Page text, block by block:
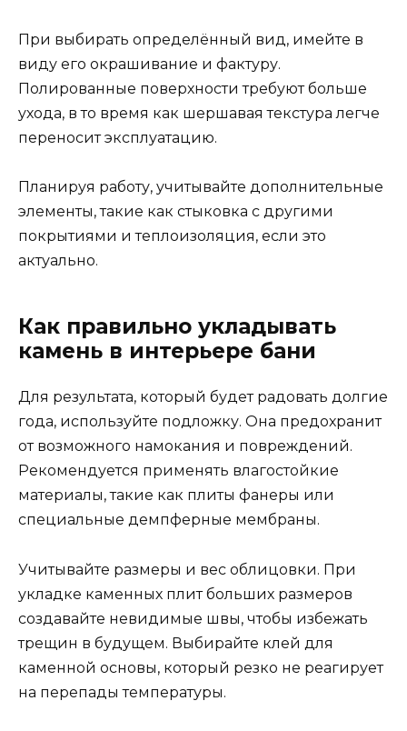
При выбирать определённый вид, имейте в
виду его окрашивание и фактуру.
Полированные поверхности требуют больше
ухода, в то время как шершавая текстура легче
переносит эксплуатацию.
Планируя работу, учитывайте дополнительные
элементы, такие как стыковка с другими
покрытиями и теплоизоляция, если это
актуально.
Как правильно укладывать
камень в интерьере бани
Для результата, который будет радовать долгие
года, используйте подложку. Она предохранит
от возможного намокания и повреждений.
Рекомендуется применять влагостойкие
материалы, такие как плиты фанеры или
специальные демпферные мембраны.
Учитывайте размеры и вес облицовки. При
укладке каменных плит больших размеров
создавайте невидимые швы, чтобы избежать
трещин в будущем. Выбирайте клей для
каменной основы, который резко не реагирует
на перепады температуры.